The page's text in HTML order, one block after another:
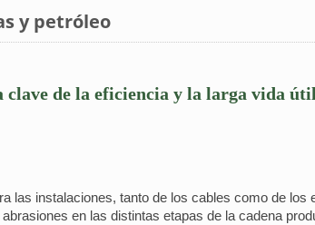
y petróleo
de la eficiencia y la larga vida
las instalaciones, tanto de los cables como de los
en las distintas etapas de la cadena